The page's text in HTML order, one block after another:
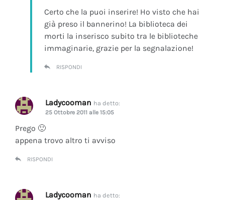
Certo che la puoi inserire! Ho visto che hai
già preso il bannerino! La biblioteca dei
morti la inserisco subito tra le biblioteche
immaginarie, grazie per la segnalazione!
RISPONDI
Ladycooman ha detto:
25 Ottobre 2011 alle 15:05
Prego 🙂
appena trovo altro ti avviso
RISPONDI
Ladycooman ha detto: